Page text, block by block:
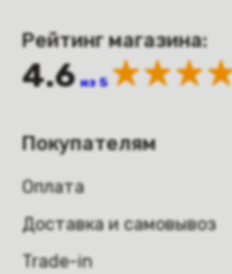
Рейтинг магазина:
4.6 из 5
Покупателям
Оплата
Доставка и самовывоз
Trade-in